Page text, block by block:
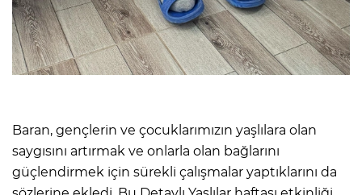
Baran, gençlerin ve çocuklarımızın yaşlılara olan
saygısını artırmak ve onlarla olan bağlarını
güçlendirmek için sürekli çalışmalar yaptıklarını da